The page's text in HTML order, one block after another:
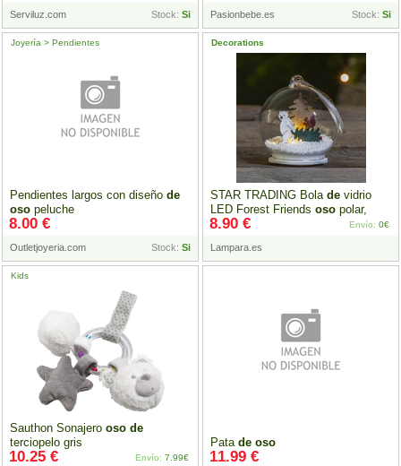
Serviluz.com Stock: Si Pasionbebe.es Stock: Si
Pendientes largos con diseño de
oso peluche
Joyería > Pendientes
Outletjoyeria.com Stock: Si
8.00 €
STAR TRADING Bola de vidrio
LED Forest Friends oso polar,
árbol
Decorations
Lampara.es
8.90 € Envío: 0€
Sauthon Sonajero oso de
terciopelo gris
Kids
10.25 € Envío: 7.99€
Pata de oso
11.99 €